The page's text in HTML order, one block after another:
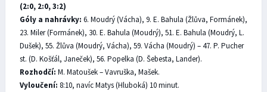
(2:0, 2:0, 3:2)
Góly a nahrávky: 6. Moudrý (Vácha), 9. E. Bahula (Žlůva, Formánek),
23. Miler (Formánek), 30. E. Bahula (Moudrý), 51. E. Bahula (Moudrý, L.
Dušek), 55. Žlůva (Moudrý, Vácha), 59. Vácha (Moudrý) – 47. P. Pucher
st. (D. Košťál, Janeček), 56. Popelka (D. Šebesta, Lander).
Rozhodčí: M. Matoušek – Vavruška, Mašek.
Vyloučení: 8:10, navíc Matys (Hluboká) 10 minut.